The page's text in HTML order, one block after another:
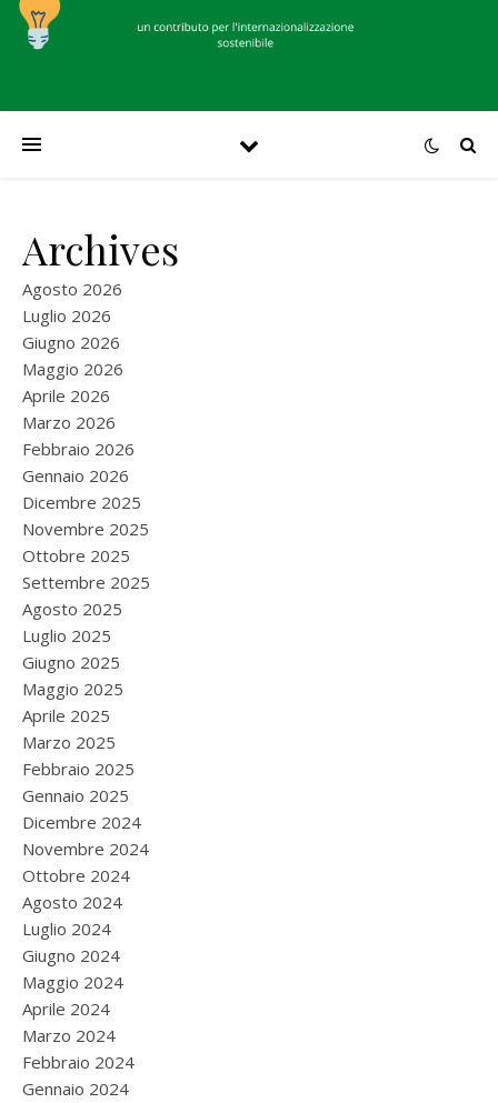
Archives
Agosto 2026
Luglio 2026
Giugno 2026
Maggio 2026
Aprile 2026
Marzo 2026
Febbraio 2026
Gennaio 2026
Dicembre 2025
Novembre 2025
Ottobre 2025
Settembre 2025
Agosto 2025
Luglio 2025
Giugno 2025
Maggio 2025
Aprile 2025
Marzo 2025
Febbraio 2025
Gennaio 2025
Dicembre 2024
Novembre 2024
Ottobre 2024
Agosto 2024
Luglio 2024
Giugno 2024
Maggio 2024
Aprile 2024
Marzo 2024
Febbraio 2024
Gennaio 2024